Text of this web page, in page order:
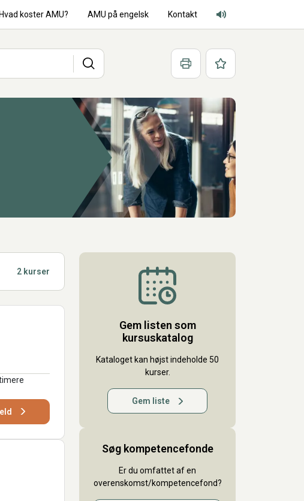
koster AMU? AMU på engelsk Kontakt
Adgang for alle lyd
Søg Print Favoritter
2 kurser
Gem listen som
kursuskatalog
Kataloget kan højst indeholde 50
kurser.
Gem liste
Søg kompetencefonde
Er du omfattet af en
overenskomst/kompetencefond?